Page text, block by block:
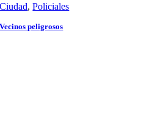
Ciudad,Policiales
Vecinos peligrosos